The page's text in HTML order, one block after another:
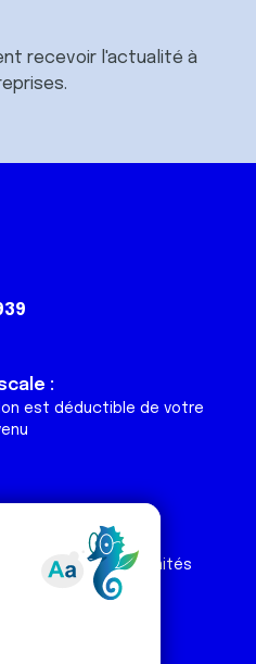
recevoir l'actualité à
:
est déductible de votre
Espace Ligue & comités
Espace chercheur